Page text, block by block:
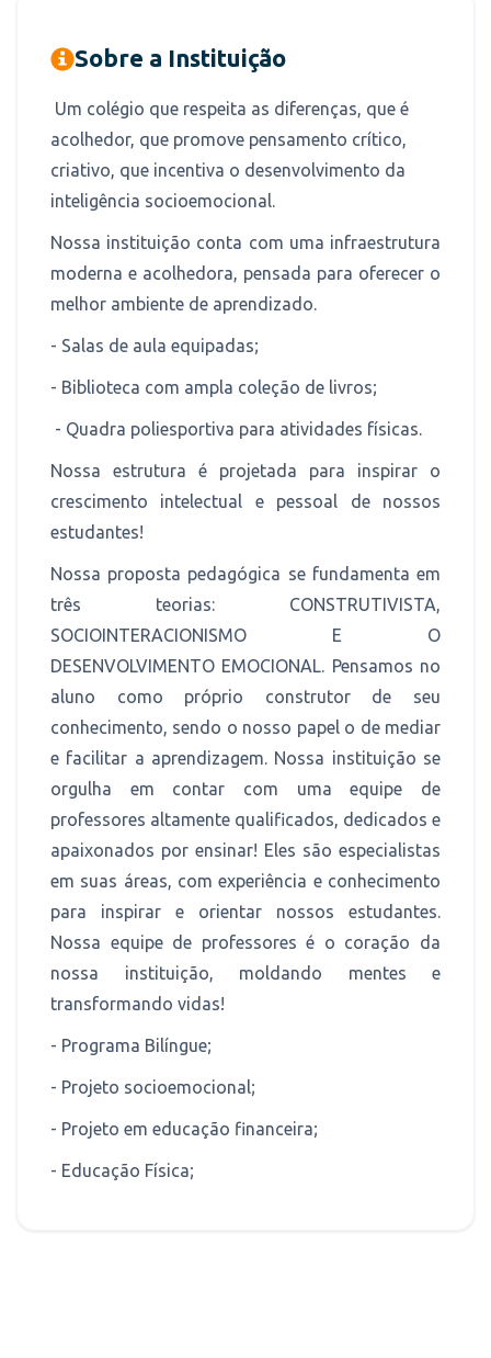
Sobre a Instituição
Um colégio que respeita as diferenças, que é
acolhedor, que promove pensamento crítico,
criativo, que incentiva o desenvolvimento da
inteligência socioemocional.
Nossa instituição conta com uma infraestrutura
moderna e acolhedora, pensada para oferecer o
melhor ambiente de aprendizado.
- Salas de aula equipadas;
- Biblioteca com ampla coleção de livros;
- Quadra poliesportiva para atividades físicas.
Nossa estrutura é projetada para inspirar o
crescimento intelectual e pessoal de nossos
estudantes!
Nossa proposta pedagógica se fundamenta em
três teorias: CONSTRUTIVISTA,
SOCIOINTERACIONISMO E O
DESENVOLVIMENTO EMOCIONAL. Pensamos no
aluno como próprio construtor de seu
conhecimento, sendo o nosso papel o de mediar
e facilitar a aprendizagem. Nossa instituição se
orgulha em contar com uma equipe de
professores altamente qualificados, dedicados e
apaixonados por ensinar! Eles são especialistas
em suas áreas, com experiência e conhecimento
para inspirar e orientar nossos estudantes.
Nossa equipe de professores é o coração da
nossa instituição, moldando mentes e
transformando vidas!
- Programa Bilíngue;
- Projeto socioemocional;
- Projeto em educação financeira;
- Educação Física;